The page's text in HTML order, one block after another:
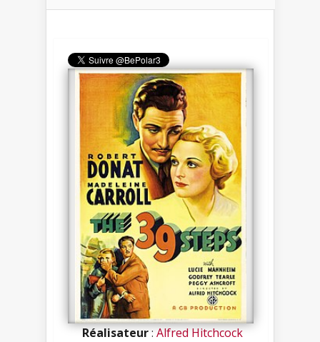
Réalisateur:Alfred Hitchcock